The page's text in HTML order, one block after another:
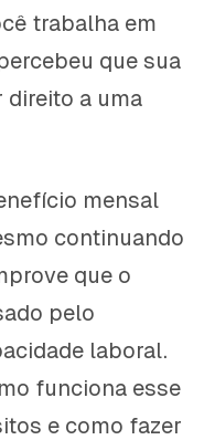
trabalha em
que sua
direito a uma
mensal
continuando
que o
pelo
laboral.
funciona esse
e como fazer